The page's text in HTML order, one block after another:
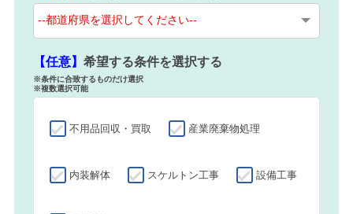
【任意】希望する条件を選択する
※条件に合致するものだけ選択
※複数選択可能
不用品回収・買取 産業廃棄物処理
内装解体 スケルトン工事 設備工事